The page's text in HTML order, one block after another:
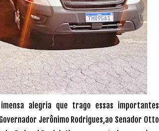
alegria que trago essas importantes
Jerônimo Rodrigues,ao Senador Otto